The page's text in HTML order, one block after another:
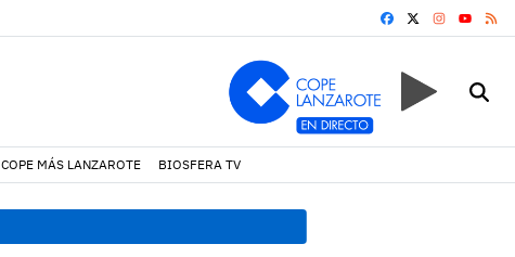
FACEBOOK
YOUTUBE
COPE MÁS LANZAROTE BIOSFERA TV